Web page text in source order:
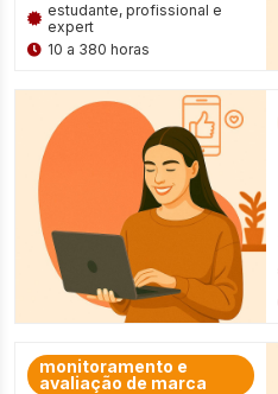
estudante, profissional e
expert
10 a 380 horas
monitoramento e
avaliação de marca